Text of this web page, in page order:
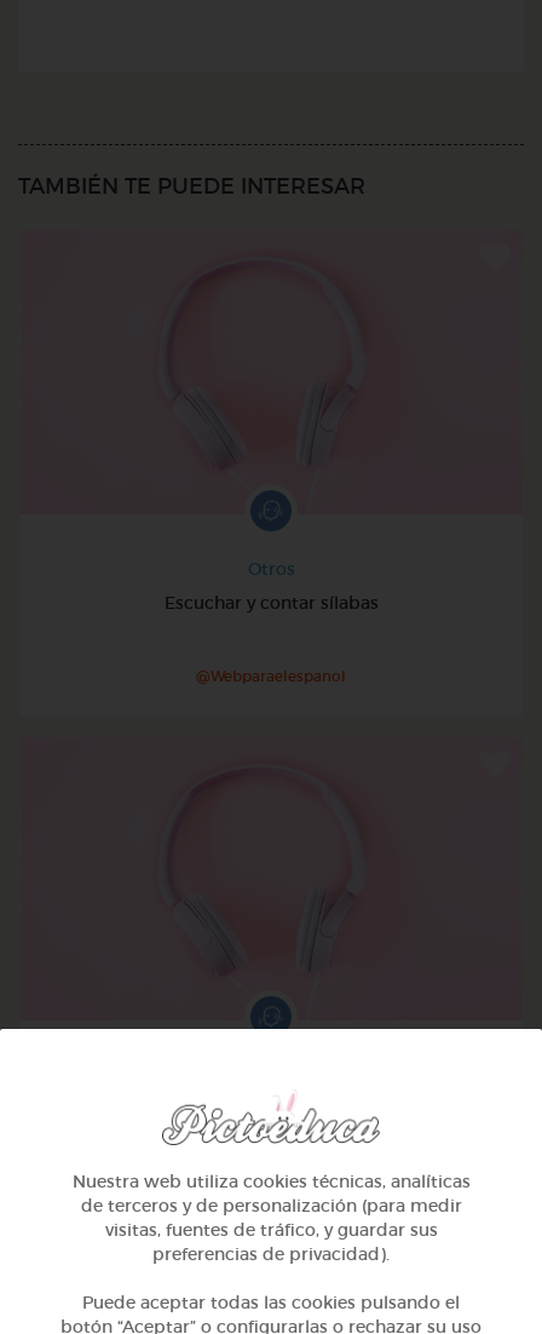
TAMBIÉN TE PUEDE INTERESAR
Otros
Escuchar y contar sílabas
@Webparaelespanol
Dictado de sílabas y fonemas
@Webparaelespanol
Nuestra web utiliza cookies técnicas, analíticas
de terceros y de personalización (para medir
visitas, fuentes de tráfico, y guardar sus
preferencias de privacidad).
Puede aceptar todas las cookies pulsando el
botón “Aceptar” o configurarlas o rechazar su uso